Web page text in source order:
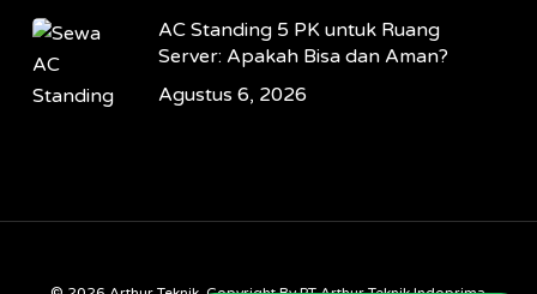
AC Standing 5 PK untuk Ruang
Server: Apakah Bisa dan Aman?
Agustus 6, 2026